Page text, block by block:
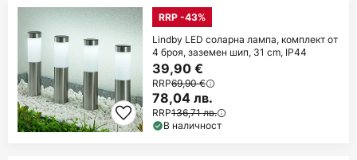
RRP -43%
Lindby LED соларна лампа, комплект от
4 броя, заземен шип, 31 cm, IP44
39,90 €
RRP69,90 €
78,04 лв.
RRP136,71 лв.
В наличност